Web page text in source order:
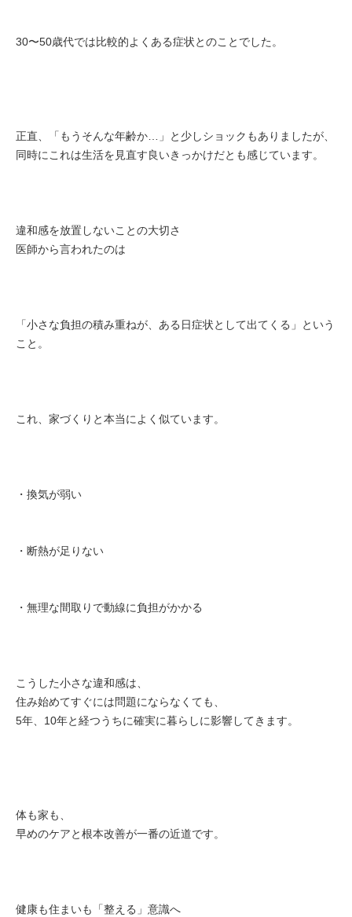
30〜50歳代では比較的よくある症状とのことでした。
正直、「もうそんな年齢か…」と少しショックもありましたが、
同時にこれは生活を見直す良いきっかけだとも感じています。
違和感を放置しないことの大切さ
医師から言われたのは
「小さな負担の積み重ねが、ある日症状として出てくる」という
こと。
これ、家づくりと本当によく似ています。
・換気が弱い
・断熱が足りない
・無理な間取りで動線に負担がかかる
こうした小さな違和感は、
住み始めてすぐには問題にならなくても、
5年、10年と経つうちに確実に暮らしに影響してきます。
体も家も、
早めのケアと根本改善が一番の近道です。
健康も住まいも「整える」意識へ